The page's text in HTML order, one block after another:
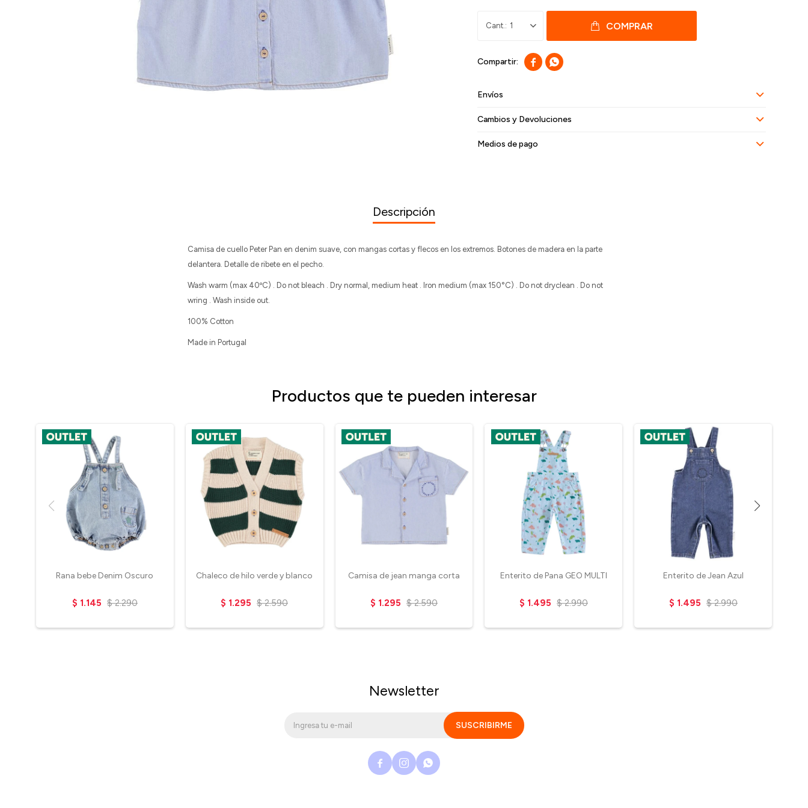
1 COMPRAR
 
Envíos
Cambios y Devoluciones
Medios de pago
Descripción
Camisa de cuello Peter Pan en denim suave, con mangas cortas y flecos en los extremos. Botones de madera en la parte
delantera. Detalle de ribete en el pecho.
Wash warm (max 40ºC) . Do not bleach . Dry normal, medium heat . Iron medium (max 150°C) . Do not dryclean . Do not
wring . Wash inside out.
100% Cotton
Made in Portugal
Productos que te pueden interesar
Rana bebe Denim Oscuro
$ 1.145 $ 2.290
Chaleco de hilo verde y blanco
$ 1.295 $ 2.590
Camisa de jean manga corta
$ 1.295 $ 2.590
Enterito de Pana GEO MULTI
$ 1.495 $ 2.990
Enterito de Jean Azul
$ 1.495 $ 2.990
Newsletter
SUSCRIBIRME
  